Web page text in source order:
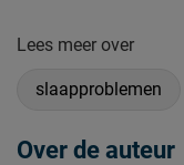
Lees meer over
slaapproblemen
Over de auteur